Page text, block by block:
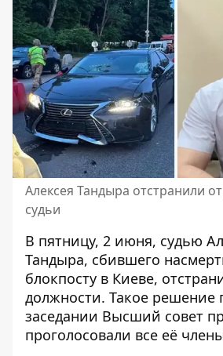
Алексея Тандыра отстранили
судьи
В пятницу, 2 июня, судью
Тандыра, сбившего
блокпосту в Киеве,
должности. Такое решение
заседании Высший совет
проголосовали все её